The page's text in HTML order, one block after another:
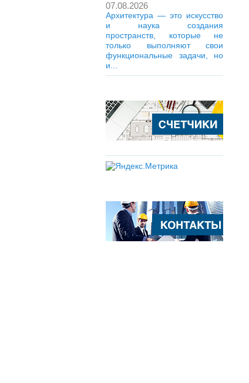
07.08.2026
Архитектура — это искусство
и наука создания
пространств, которые не
только выполняют свои
функциональные задачи, но
и...